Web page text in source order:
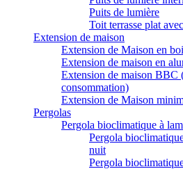
Puits de lumière
Toit terrasse plat
Extension de maison
Extension de Maison en
Extension de maison en
Extension de maison BBC
consommation)
Extension de Maison
Pergolas
Pergola bioclimatique à
Pergola
nuit
Pergola